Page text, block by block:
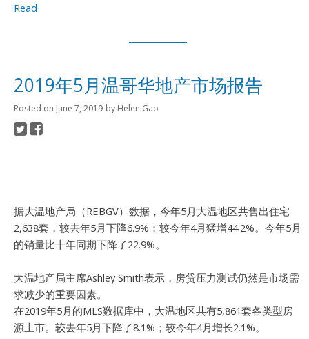
Read
2019年5月温哥华地产市场报告
Posted on June 7, 2019 by Helen Gao
据大温地产局（REBGV）数据，今年5月大温地区共售出住宅
2,638套，较去年5月下降6.9%；较今年4月猛增44.2%。今年5月
的销量比十年同期下降了22.9%。
大温地产局主席Ashley Smith表示，房贷压力测试仍然是市场需
求减少的重要因素。
在2019年5月的MLS数据库中，大温地区共有5,861套各类型房
源上市。较去年5月下降了8.1%；较今年4月增长2.1%。